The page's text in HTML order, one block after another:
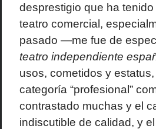
desprestigio que ha
teatro comercial,
pasado —me fue de
teatro independiente
usos, cometidos y
categoría “profesional”
contrastado muchas y el
indiscutible de calidad, y